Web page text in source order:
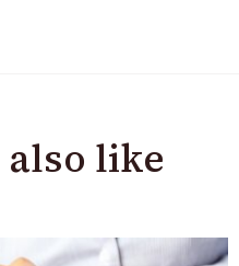
also like